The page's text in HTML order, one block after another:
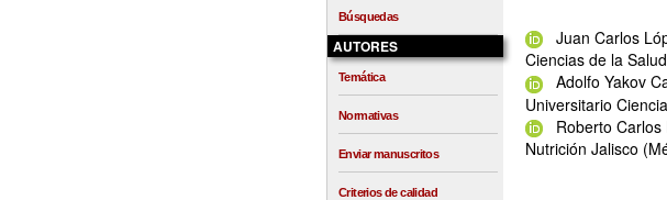
Búsquedas
AUTORES
Temática
Normativas
Enviar manuscritos
Criterios de calidad
Juan Carlos
Ciencias de la
Adolfo Yakov
Universitario
Roberto
Nutrición Jalisco